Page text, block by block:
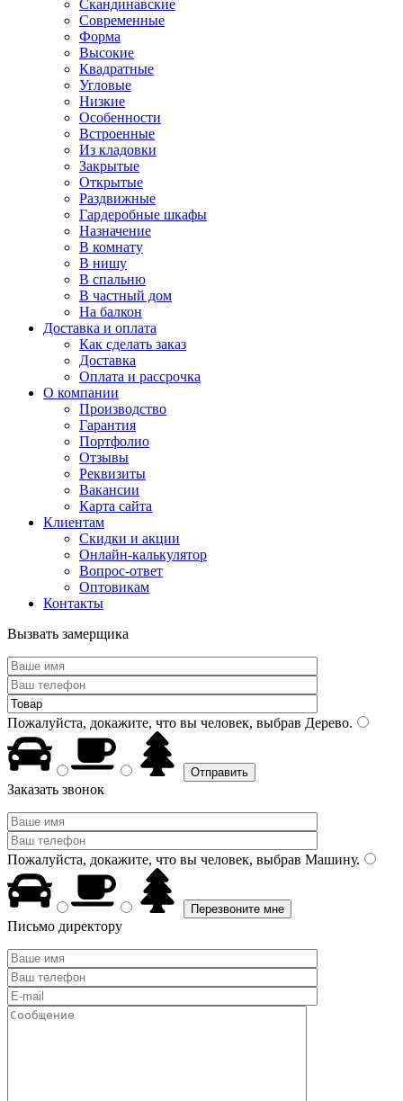
Скандинавские
Современные
Форма
Высокие
Квадратные
Угловые
Низкие
Особенности
Встроенные
Из кладовки
Закрытые
Открытые
Раздвижные
Гардеробные шкафы
Назначение
В комнату
В нишу
В спальню
В частный дом
На балкон
Доставка и оплата
Как сделать заказ
Доставка
Оплата и рассрочка
О компании
Производство
Гарантия
Портфолио
Отзывы
Реквизиты
Вакансии
Карта сайта
Клиентам
Скидки и акции
Онлайн-калькулятор
Вопрос-ответ
Оптовикам
Контакты
Вызвать замерщика
Пожалуйста, докажите, что вы человек, выбрав Дерево.
Заказать звонок
Пожалуйста, докажите, что вы человек, выбрав Машину.
Письмо директору